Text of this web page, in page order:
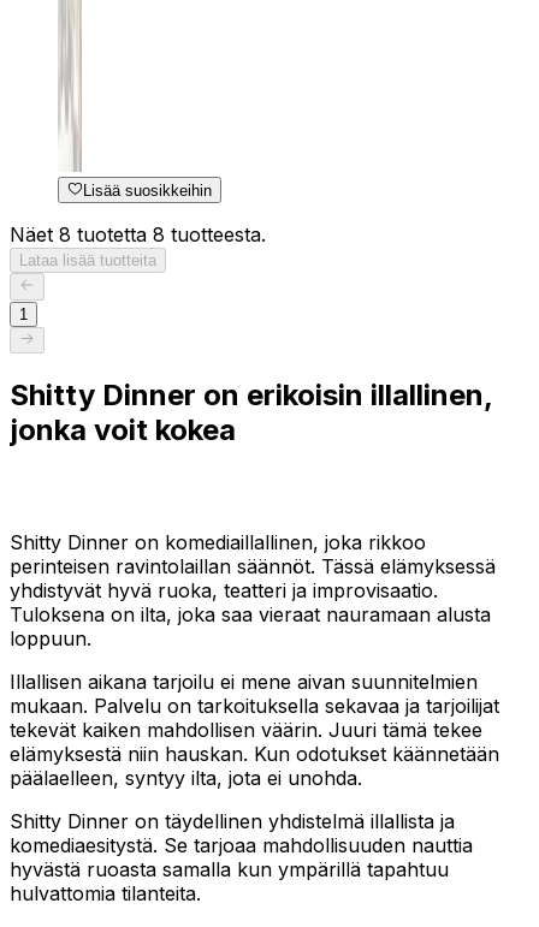
Lisää suosikkeihin
Näet 8 tuotetta 8 tuotteesta.
Lataa lisää tuotteita
1
Shitty Dinner on erikoisin illallinen,
jonka voit kokea
Shitty Dinner on komediaillallinen, joka rikkoo
perinteisen ravintolaillan säännöt. Tässä elämyksessä
yhdistyvät hyvä ruoka, teatteri ja improvisaatio.
Tuloksena on ilta, joka saa vieraat nauramaan alusta
loppuun.
Illallisen aikana tarjoilu ei mene aivan suunnitelmien
mukaan. Palvelu on tarkoituksella sekavaa ja tarjoilijat
tekevät kaiken mahdollisen väärin. Juuri tämä tekee
elämyksestä niin hauskan. Kun odotukset käännetään
päälaelleen, syntyy ilta, jota ei unohda.
Shitty Dinner on täydellinen yhdistelmä illallista ja
komediaesitystä. Se tarjoaa mahdollisuuden nauttia
hyvästä ruoasta samalla kun ympärillä tapahtuu
hulvattomia tilanteita.